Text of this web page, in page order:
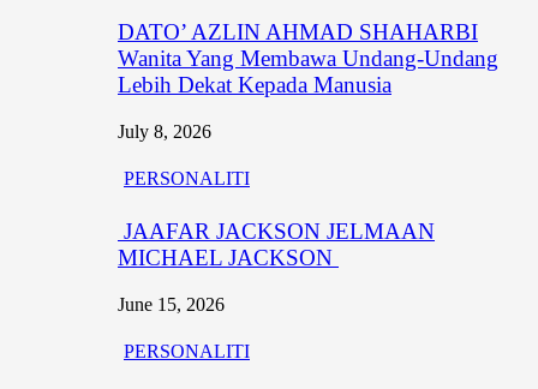
DATO’ AZLIN AHMAD SHAHARBI
Wanita Yang Membawa Undang-Undang
Lebih Dekat Kepada Manusia
July 8, 2026
PERSONALITI
JAAFAR JACKSON JELMAAN
MICHAEL JACKSON
June 15, 2026
PERSONALITI